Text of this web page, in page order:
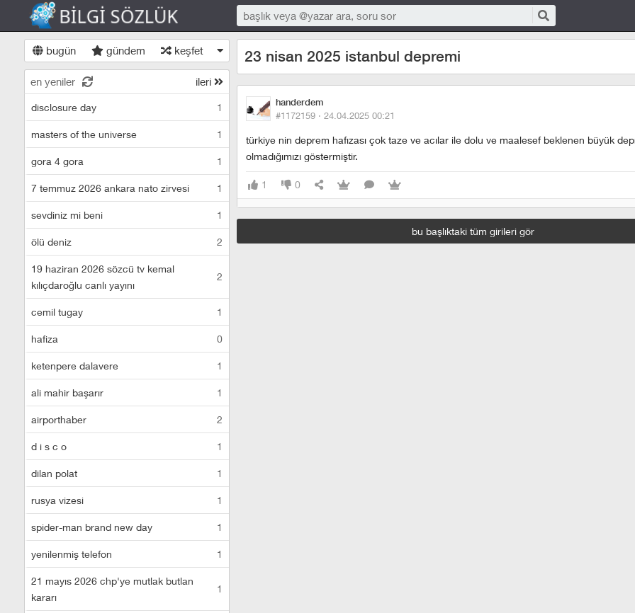
bugün gündem keşfet
en yeniler ileri
disclosure day 1
masters of the universe 1
gora 4 gora 1
7 temmuz 2026 ankara nato zirvesi 1
sevdiniz mi beni 1
ölü deniz 2
19 haziran 2026 sözcü tv kemal
kılıçdaroğlu canlı yayını
2
cemil tugay 1
hafiza 0
ketenpere dalavere 1
ali mahir başarır 1
airporthaber 2
d i s c o 1
dilan polat 1
rusya vizesi 1
spider-man brand new day 1
yenilenmiş telefon 1
21 mayıs 2026 chp'ye mutlak butlan
kararı
1
23 nisan 2025 istanbul depremi
handerdem
#1172159 · 24.04.2025 00:21
türkiye nin deprem hafızası çok taze ve acılar ile dolu ve maalesef beklenen büyük
olmadığımızı göstermiştir.
1 0
bu başlıktaki tüm girileri gör